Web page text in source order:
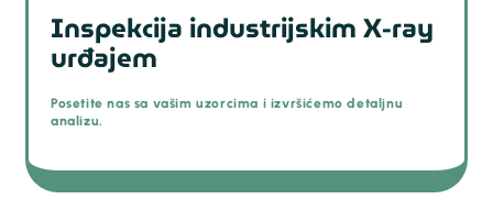
Inspekcija industrijskim X-ray
urđajem
Posetite nas sa vašim uzorcima i izvršićemo detaljnu
analizu.